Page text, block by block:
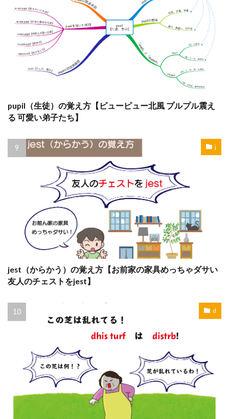
pupil（生徒）の覚え方【ピューピュー北風 プルプル震え
る 可愛い弟子たち】
j
jest（からかう）の覚え方【お前家の家具めっちゃダサい
友人のチェストをjest】
d